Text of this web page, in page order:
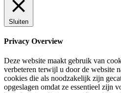
Sluiten
Privacy Overview
Deze website maakt gebruik van
verbeteren terwijl u door de website
cookies die als noodzakelijk zijn
opgeslagen omdat ze essentieel zijn